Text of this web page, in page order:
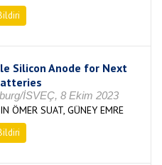
Silicon Anode for Next
İSVEÇ, 8 Ekim 2023
ÖMER SUAT, GÜNEY EMRE